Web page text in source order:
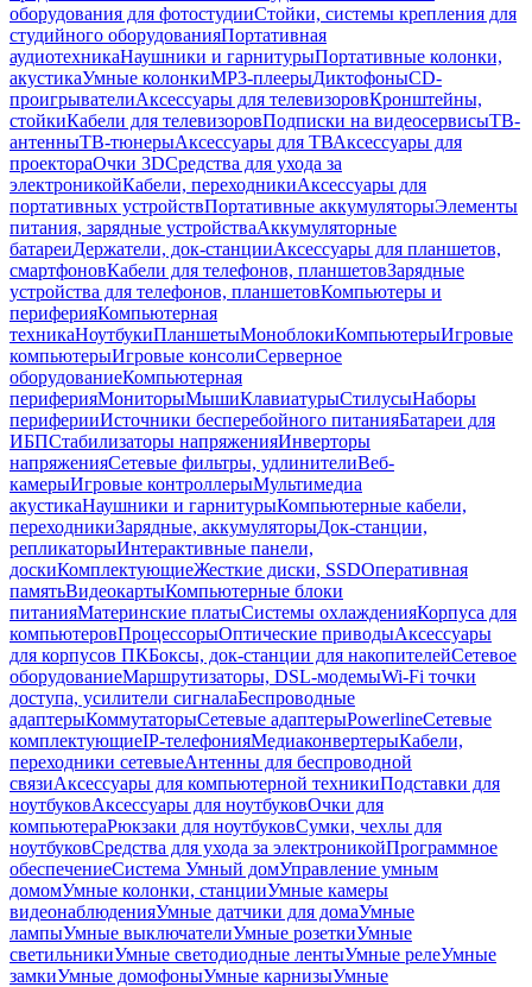
оборудования для фотостудииСтойки, системы крепления для
студийного оборудованияПортативная
аудиотехникаНаушники и гарнитурыПортативные колонки,
акустикаУмные колонкиMP3-плеерыДиктофоныCD-
проигрывателиАксессуары для телевизоровКронштейны,
стойкиКабели для телевизоровПодписки на видеосервисыТВ-
антенныТВ-тюнерыАксессуары для ТВАксессуары для
проектораОчки 3DСредства для ухода за
электроникойКабели, переходникиАксессуары для
портативных устройствПортативные аккумуляторыЭлементы
питания, зарядные устройстваАккумуляторные
батареиДержатели, док-станцииАксессуары для планшетов,
смартфоновКабели для телефонов, планшетовЗарядные
устройства для телефонов, планшетовКомпьютеры и
периферияКомпьютерная
техникаНоутбукиПланшетыМоноблокиКомпьютерыИгровые
компьютерыИгровые консолиСерверное
оборудованиеКомпьютерная
периферияМониторыМышиКлавиатурыСтилусыНаборы
периферииИсточники бесперебойного питанияБатареи для
ИБПСтабилизаторы напряженияИнверторы
напряженияСетевые фильтры, удлинителиВеб-
камерыИгровые контроллерыМультимедиа
акустикаНаушники и гарнитурыКомпьютерные кабели,
переходникиЗарядные, аккумуляторыДок-станции,
репликаторыИнтерактивные панели,
доскиКомплектующиеЖесткие диски, SSDОперативная
памятьВидеокартыКомпьютерные блоки
питанияМатеринские платыСистемы охлажденияКорпуса для
компьютеровПроцессорыОптические приводыАксессуары
для корпусов ПКБоксы, док-станции для накопителейСетевое
оборудованиеМаршрутизаторы, DSL-модемыWi-Fi точки
доступа, усилители сигналаБеспроводные
адаптерыКоммутаторыСетевые адаптерыPowerlineСетевые
комплектующиеIP-телефонияМедиаконвертерыКабели,
переходники сетевыеАнтенны для беспроводной
связиАксессуары для компьютерной техникиПодставки для
ноутбуковАксессуары для ноутбуковОчки для
компьютераРюкзаки для ноутбуковСумки, чехлы для
ноутбуковСредства для ухода за электроникойПрограммное
обеспечениеСистема Умный домУправление умным
домомУмные колонки, станцииУмные камеры
видеонаблюденияУмные датчики для домаУмные
лампыУмные выключателиУмные розеткиУмные
светильникиУмные светодиодные лентыУмные релеУмные
замкиУмные домофоныУмные карнизыУмные